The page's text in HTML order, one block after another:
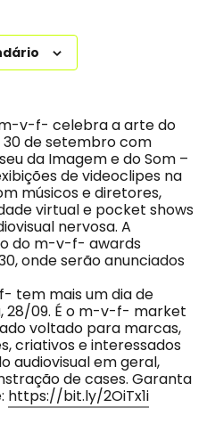
m-v-f- celebra a arte do
30 de setembro com
da Imagem e do Som –
de videoclipes na
músicos e diretores,
virtual e pocket shows
nervosa. A
do m-v-f- awards
onde serão anunciados
tem mais um dia de
28/09. É o m-v-f- market
voltado para marcas,
criativos e interessados
audiovisual em geral,
de cases. Garanta
https://bit.ly/2OiTx1i